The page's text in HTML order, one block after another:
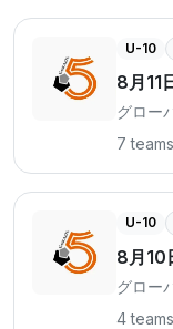
U-10
8月11
グロー
7 teams
U-10
8月10
グロー
4 teams